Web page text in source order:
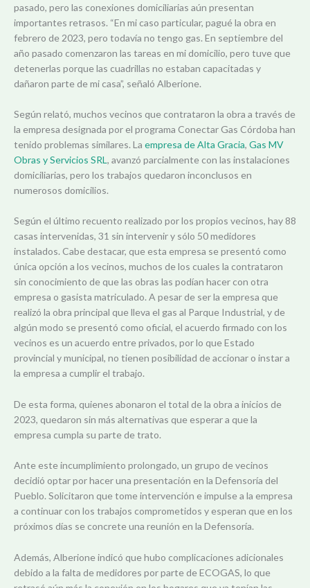
pasado, pero las conexiones domiciliarias aún presentan
importantes retrasos. “En mi caso particular, pagué la obra en
febrero de 2023, pero todavía no tengo gas. En septiembre del
año pasado comenzaron las tareas en mi domicilio, pero tuve que
detenerlas porque las cuadrillas no estaban capacitadas y
dañaron parte de mi casa”, señaló Alberione.
Según relató, muchos vecinos que contrataron la obra a través de
la empresa designada por el programa Conectar Gas Córdoba han
tenido problemas similares. La empresa de Alta Gracia, Gas MV
Obras y Servicios SRL , avanzó parcialmente con las instalaciones
domiciliarias, pero los trabajos quedaron inconclusos en
numerosos domicilios.
Según el último recuento realizado por los propios vecinos, hay 88
casas intervenidas, 31 sin intervenir y sólo 50 medidores
instalados. Cabe destacar, que esta empresa se presentó como
única opción a los vecinos, muchos de los cuales la contrataron
sin conocimiento de que las obras las podían hacer con otra
empresa o gasista matriculado. A pesar de ser la empresa que
realizó la obra principal que lleva el gas al Parque Industrial, y de
algún modo se presentó como oficial, el acuerdo firmado con los
vecinos es un acuerdo entre privados, por lo que Estado
provincial y municipal, no tienen posibilidad de accionar o instar a
la empresa a cumplir el trabajo.
De esta forma, quienes abonaron el total de la obra a inicios de
2023, quedaron sin más alternativas que esperar a que la
empresa cumpla su parte de trato.
Ante este incumplimiento prolongado, un grupo de vecinos
decidió optar por hacer una presentación en la Defensoría del
Pueblo. Solicitaron que tome intervención e impulse a la empresa
a continuar con los trabajos comprometidos y esperan que en los
próximos días se concrete una reunión en la Defensoría.
Además, Alberione indicó que hubo complicaciones adicionales
debido a la falta de medidores por parte de ECOGAS, lo que